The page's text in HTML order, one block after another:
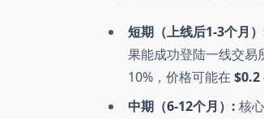
短期（上线后1-3个月
果能成功登陆一线交易
10%，价格可能在 $0.2
中期（6-12个月）: 核